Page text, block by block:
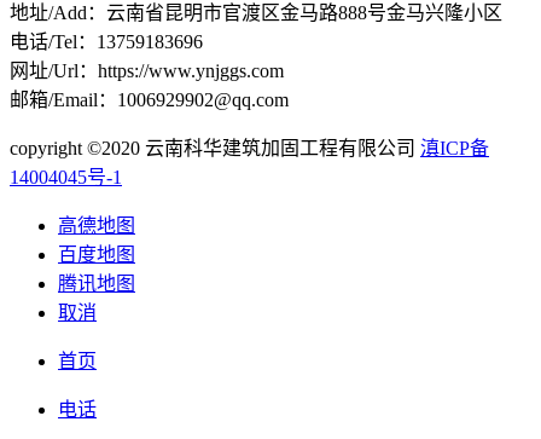
地址/Add：云南省昆明市官渡区金马路888号金马兴隆小区
电话/Tel：13759183696
网址/Url：https://www.ynjggs.com
邮箱/Email：1006929902@qq.com
copyright ©2020 云南科华建筑加固工程有限公司 滇ICP备
14004045号-1
高德地图
百度地图
腾讯地图
取消
首页
电话